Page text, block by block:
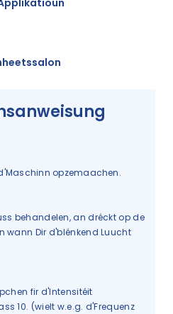
opzemaachen.
behandelen, an dréckt op de
wann Dir d'blénkend Luucht
fir d'Intensitéit
10. (wielt w.e.g. d'Frequenz